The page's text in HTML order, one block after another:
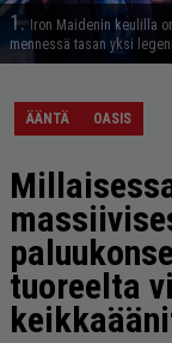
1. Iron Maidenin keulilla
mennessä tasan yksi
ÄÄNTÄ OASIS
tuoreelta